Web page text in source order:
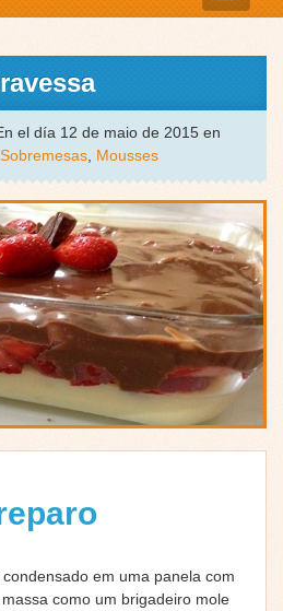
el día 12 de maio de 2015 en
, Mousses
em uma panela com
como um brigadeiro mole